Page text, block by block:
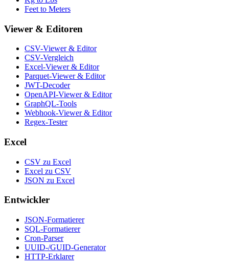
Feet to Meters
Viewer & Editoren
CSV-Viewer & Editor
CSV-Vergleich
Excel-Viewer & Editor
Parquet-Viewer & Editor
JWT-Decoder
OpenAPI-Viewer & Editor
GraphQL-Tools
Webhook-Viewer & Editor
Regex-Tester
Excel
CSV zu Excel
Excel zu CSV
JSON zu Excel
Entwickler
JSON-Formatierer
SQL-Formatierer
Cron-Parser
UUID-/GUID-Generator
HTTP-Erklarer